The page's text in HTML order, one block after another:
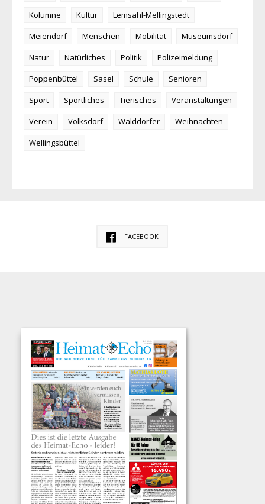
Kolumne
Kultur
Lemsahl-Mellingstedt
Meiendorf
Menschen Mobilität
Museumsdorf
Natur
Natürliches Politik
Polizeimeldung
Poppenbüttel
Sasel Schule
Senioren
Sport
Sportliches Tierisches
Veranstaltungen
Verein
Volksdorf Walddörfer
Weihnachten
Wellingsbüttel
FACEBOOK